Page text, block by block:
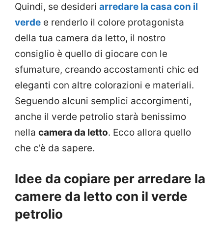
Quindi, se desideri arredare la casa con il
verde e renderlo il colore protagonista
della tua camera da letto, il nostro
consiglio è quello di giocare con le
sfumature, creando accostamenti chic ed
eleganti con altre colorazioni e materiali.
Seguendo alcuni semplici accorgimenti,
anche il verde petrolio starà benissimo
nella camera da letto. Ecco allora quello
che c’è da sapere.
Idee da copiare per arredare la
camere da letto con il verde
petrolio